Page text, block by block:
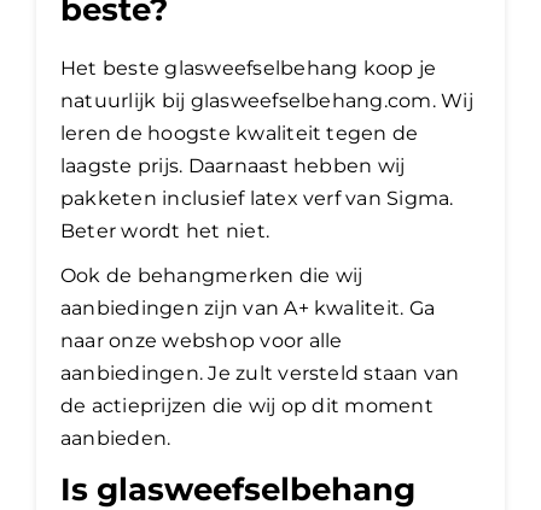
beste?
Het beste glasweefselbehang koop je
natuurlijk bij glasweefselbehang.com. Wij
leren de hoogste kwaliteit tegen de
laagste prijs. Daarnaast hebben wij
pakketen inclusief latex verf van Sigma.
Beter wordt het niet.
Ook de behangmerken die wij
aanbiedingen zijn van A+ kwaliteit. Ga
naar onze webshop voor alle
aanbiedingen. Je zult versteld staan van
de actieprijzen die wij op dit moment
aanbieden.
Is glasweefselbehang